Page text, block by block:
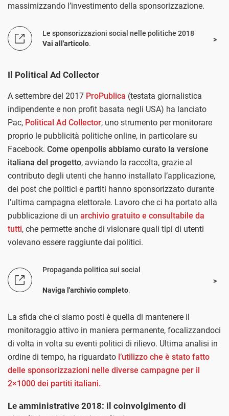
massimizzando l’investimento della sponsorizzazione.
Le sponsorizzazioni social nelle politiche 2018
Vai all'articolo.
Il Political Ad Collector
A settembre del 2017 ProPublica (testata giornalistica
indipendente e non profit basata negli USA) ha lanciato
Pac, Political Ad Collector, uno strumento per monitorare
proprio le pubblicità politiche online, in particolare su
Facebook. Come openpolis abbiamo curato la versione
italiana del progetto, avviando la raccolta, grazie al
contributo degli utenti che hanno installato l’applicazione,
dei post che politici e partiti hanno sponsorizzato durante
l’ultima campagna elettorale. Lavoro che ci ha portato alla
pubblicazione di un archivio gratuito e consultabile da
tutti, che permette anche di visionare quali tipi di utenti
volevano essere raggiunte dai politici.
Propaganda politica sui social
Naviga l'archivio completo.
La sfida che ci siamo posti è quella di mantenere il
monitoraggio attivo in maniera permanente, focalizzandoci
di volta in volta su eventi politici di rilievo. Ultima analisi in
ordine di tempo, ha riguardato l’utilizzo che è stato fatto
delle sponsorizzazioni nelle diverse campagne per il
2×1000 dei partiti italiani.
Le amministrative 2018: il coinvolgimento di